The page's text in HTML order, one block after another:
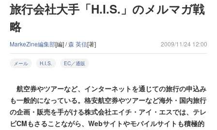
旅行会社大手「H.I.S.」のメルマガ戦
略
MarkeZine編集部[編] /森 英信[著] 2009/11/24 12:00
メール H.I.S. EC／通販
航空券やツアーなど、インターネットを通じての旅行の申込み
も一般的になっている。格安航空券やツアーなど海外・国内旅行
の企画・販売を手がける株式会社エイチ・アイ・エスでは、テレ
ビCMもさることながら、Webサイトやモバイルサイトも積極的